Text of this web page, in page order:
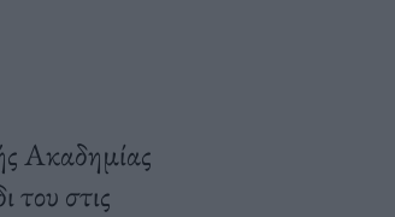
Ακαδημίας
του στις